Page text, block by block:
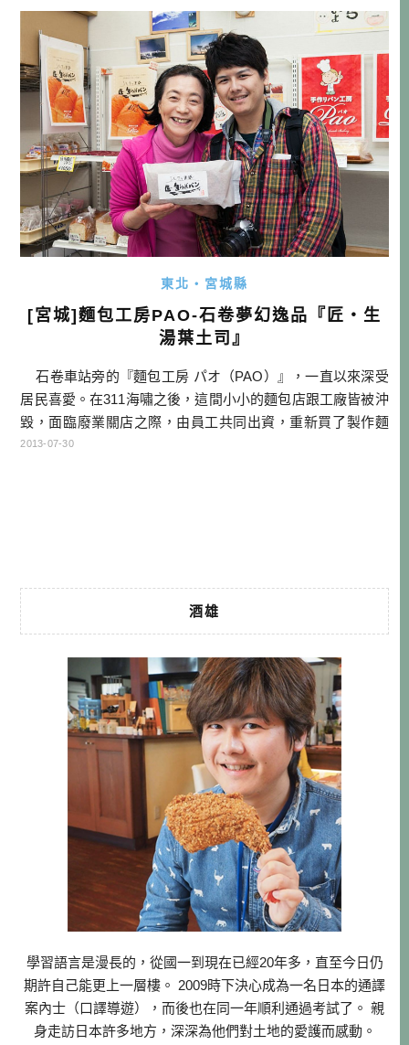
候最常去看電影的地方，石之森章 […]…
東北・宮城縣
[宮城]麵包工房PAO-石卷夢幻逸品『匠・生
湯葉土司』
石卷車站旁的『麵包工房 パオ（PAO）』，一直以來深受
居民喜愛。在311海嘯之後，這間小小的麵包店跟工廠皆被沖
毀，面臨廢業關店之際，由員工共同出資，重新買了製作麵
包所必須的瑞典製麵包爐，讓美味麵包得以繼續飄香。 現
2013-07-30
酒雄
學習語言是漫長的，從國一到現在已經20年多，直至今日仍
期許自己能更上一層樓。 2009時下決心成為一名日本的通譯
案內士（口譯導遊），而後也在同一年順利通過考試了。 親
身走訪日本許多地方，深深為他們對土地的愛護而感動。